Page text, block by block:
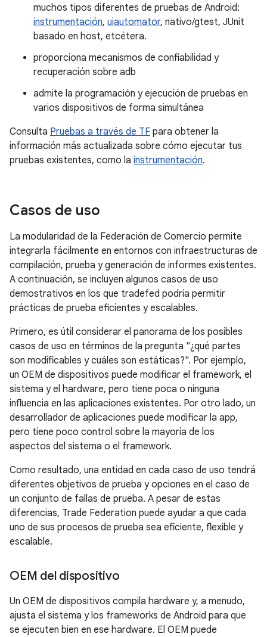
muchos tipos diferentes de pruebas de Android:
instrumentación, uiautomator, nativo/gtest, JUnit
basado en host, etcétera.
proporciona mecanismos de confiabilidad y
recuperación sobre adb
admite la programación y ejecución de pruebas en
varios dispositivos de forma simultánea
Consulta Pruebas a través de TF para obtener la
información más actualizada sobre cómo ejecutar tus
pruebas existentes, como la instrumentación.
Casos de uso
La modularidad de la Federación de Comercio permite
integrarla fácilmente en entornos con infraestructuras de
compilación, prueba y generación de informes existentes.
A continuación, se incluyen algunos casos de uso
demostrativos en los que tradefed podría permitir
prácticas de prueba eficientes y escalables.
Primero, es útil considerar el panorama de los posibles
casos de uso en términos de la pregunta "¿qué partes
son modificables y cuáles son estáticas?". Por ejemplo,
un OEM de dispositivos puede modificar el framework, el
sistema y el hardware, pero tiene poca o ninguna
influencia en las aplicaciones existentes. Por otro lado, un
desarrollador de aplicaciones puede modificar la app,
pero tiene poco control sobre la mayoría de los
aspectos del sistema o el framework.
Como resultado, una entidad en cada caso de uso tendrá
diferentes objetivos de prueba y opciones en el caso de
un conjunto de fallas de prueba. A pesar de estas
diferencias, Trade Federation puede ayudar a que cada
uno de sus procesos de prueba sea eficiente, flexible y
escalable.
OEM del dispositivo
Un OEM de dispositivos compila hardware y, a menudo,
ajusta el sistema y los frameworks de Android para que
se ejecuten bien en ese hardware. El OEM puede